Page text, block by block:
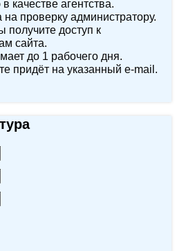
качестве агентства.
проверку администратору.
получите доступ к
сайта.
до 1 рабочего дня.
придёт на указанный e‑mail.